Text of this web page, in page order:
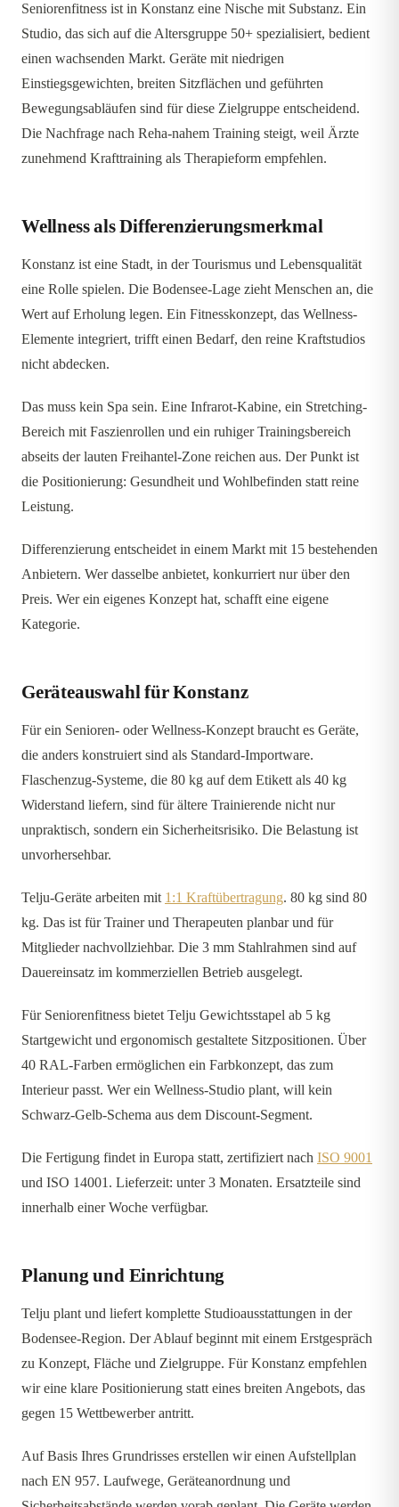
Seniorenfitness ist in Konstanz eine Nische mit Substanz. Ein
Studio, das sich auf die Altersgruppe 50+ spezialisiert, bedient
einen wachsenden Markt. Geräte mit niedrigen
Einstiegsgewichten, breiten Sitzflächen und geführten
Bewegungsabläufen sind für diese Zielgruppe entscheidend.
Die Nachfrage nach Reha-nahem Training steigt, weil Ärzte
zunehmend Krafttraining als Therapieform empfehlen.
Wellness als Differenzierungsmerkmal
Konstanz ist eine Stadt, in der Tourismus und Lebensqualität
eine Rolle spielen. Die Bodensee-Lage zieht Menschen an, die
Wert auf Erholung legen. Ein Fitnesskonzept, das Wellness-
Elemente integriert, trifft einen Bedarf, den reine Kraftstudios
nicht abdecken.
Das muss kein Spa sein. Eine Infrarot-Kabine, ein Stretching-
Bereich mit Faszienrollen und ein ruhiger Trainingsbereich
abseits der lauten Freihantel-Zone reichen aus. Der Punkt ist
die Positionierung: Gesundheit und Wohlbefinden statt reine
Leistung.
Differenzierung entscheidet in einem Markt mit 15 bestehenden
Anbietern. Wer dasselbe anbietet, konkurriert nur über den
Preis. Wer ein eigenes Konzept hat, schafft eine eigene
Kategorie.
Geräteauswahl für Konstanz
Für ein Senioren- oder Wellness-Konzept braucht es Geräte,
die anders konstruiert sind als Standard-Importware.
Flaschenzug-Systeme, die 80 kg auf dem Etikett als 40 kg
Widerstand liefern, sind für ältere Trainierende nicht nur
unpraktisch, sondern ein Sicherheitsrisiko. Die Belastung ist
unvorhersehbar.
Telju-Geräte arbeiten mit 1:1 Kraftübertragung. 80 kg sind 80
kg. Das ist für Trainer und Therapeuten planbar und für
Mitglieder nachvollziehbar. Die 3 mm Stahlrahmen sind auf
Dauereinsatz im kommerziellen Betrieb ausgelegt.
Für Seniorenfitness bietet Telju Gewichtsstapel ab 5 kg
Startgewicht und ergonomisch gestaltete Sitzpositionen. Über
40 RAL-Farben ermöglichen ein Farbkonzept, das zum
Interieur passt. Wer ein Wellness-Studio plant, will kein
Schwarz-Gelb-Schema aus dem Discount-Segment.
Die Fertigung findet in Europa statt, zertifiziert nach ISO 9001
und ISO 14001. Lieferzeit: unter 3 Monaten. Ersatzteile sind
innerhalb einer Woche verfügbar.
Planung und Einrichtung
Telju plant und liefert komplette Studioausstattungen in der
Bodensee-Region. Der Ablauf beginnt mit einem Erstgespräch
zu Konzept, Fläche und Zielgruppe. Für Konstanz empfehlen
wir eine klare Positionierung statt eines breiten Angebots, das
gegen 15 Wettbewerber antritt.
Auf Basis Ihres Grundrisses erstellen wir einen Aufstellplan
nach EN 957. Laufwege, Geräteanordnung und